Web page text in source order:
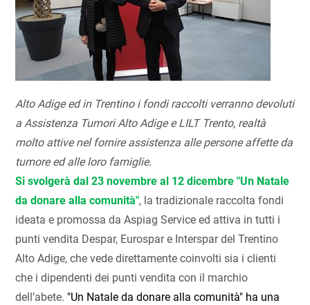
Alto Adige ed in Trentino i fondi raccolti verranno devoluti
a Assistenza Tumori Alto Adige e LILT Trento, realtà
molto attive nel fornire assistenza alle persone affette da
tumore ed alle loro famiglie.
Si svolgerà dal 23 novembre al 12 dicembre "Un Natale
da donare alla comunità", la tradizionale raccolta fondi
ideata e promossa da Aspiag Service ed attiva in tutti i
punti vendita Despar, Eurospar e Interspar del Trentino
Alto Adige, che vede direttamente coinvolti sia i clienti
che i dipendenti dei punti vendita con il marchio
dell’abete. "Un Natale da donare alla comunità" ha una